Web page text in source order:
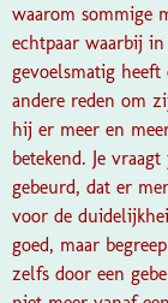
waarom sommige
echtpaar waarbij
gevoelsmatig
andere reden om
hij er meer en
betekend. Je
gebeurd, dat er
voor de
goed, maar
zelfs door een